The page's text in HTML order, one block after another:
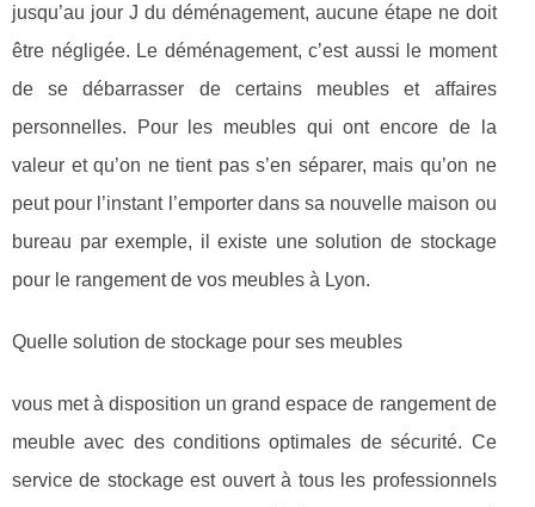
jusqu’au jour J du déménagement, aucune étape ne doit
être négligée. Le déménagement, c’est aussi le moment
de se débarrasser de certains meubles et affaires
personnelles. Pour les meubles qui ont encore de la
valeur et qu’on ne tient pas s’en séparer, mais qu’on ne
peut pour l’instant l’emporter dans sa nouvelle maison ou
bureau par exemple, il existe une solution de stockage
pour le rangement de vos meubles à Lyon.
Quelle solution de stockage pour ses meubles
vous met à disposition un grand espace de rangement de
meuble avec des conditions optimales de sécurité. Ce
service de stockage est ouvert à tous les professionnels